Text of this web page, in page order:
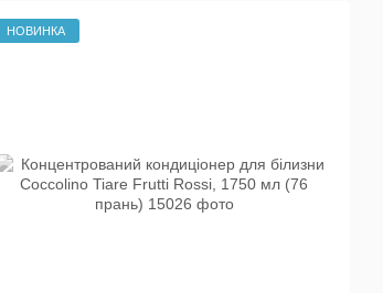
НОВИНКА